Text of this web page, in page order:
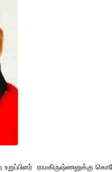
ராமகிருஷ்ணனுக்கு